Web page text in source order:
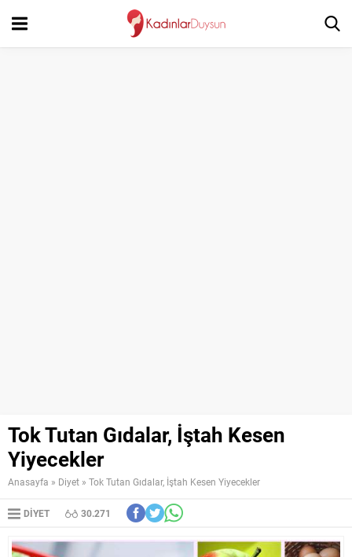
Tok Tutan Gıdalar, İştah Kesen
Yiyecekler
Anasayfa » Diyet » Tok Tutan Gıdalar, İştah Kesen Yiyecekler
DIYET 30.271